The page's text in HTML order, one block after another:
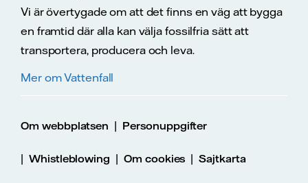
Vi är övertygade om att det finns en väg att bygga
en framtid där alla kan välja fossilfria sätt att
transportera, producera och leva.
Mer om Vattenfall
Om webbplatsen | Personuppgifter
| Whistleblowing | Om cookies |Sajtkarta